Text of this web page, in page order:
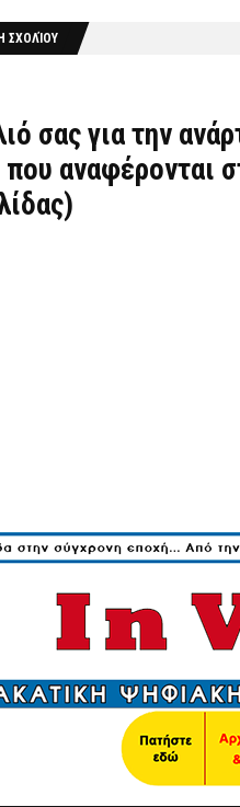
ΣΧΟΛΊΟΥ
σας για την
που αναφέρονται